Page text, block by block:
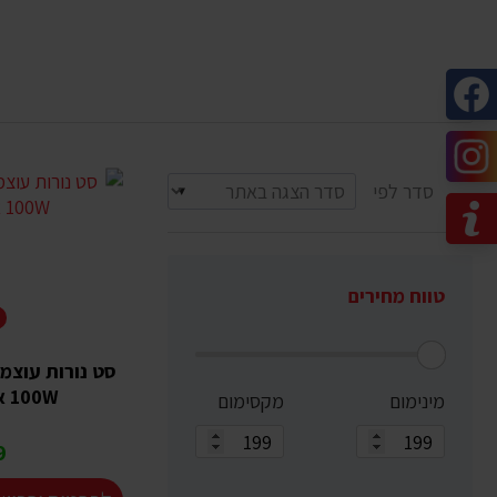
סדר לפי
טווח מחירים
מינימום מקסימום
100W אור לבן לרכב